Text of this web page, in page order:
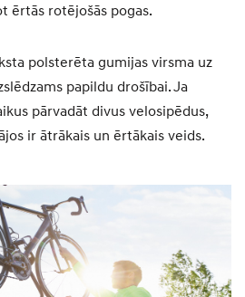
ērtās rotējošās pogas.
polsterēta gumijas virsma uz
papildu drošībai. Ja
pārvadāt divus velosipēdus,
ir ātrākais un ērtākais veids.